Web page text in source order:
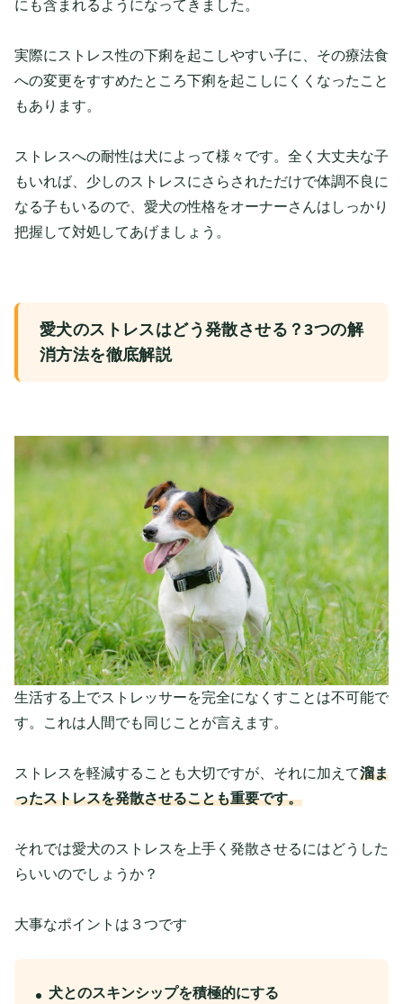
にも含まれるようになってきました。
実際にストレス性の下痢を起こしやすい子に、その療法食
への変更をすすめたところ下痢を起こしにくくなったこと
もあります。
ストレスへの耐性は犬によって様々です。全く大丈夫な子
もいれば、少しのストレスにさらされただけで体調不良に
なる子もいるので、愛犬の性格をオーナーさんはしっかり
把握して対処してあげましょう。
愛犬のストレスはどう発散させる？3つの解
消方法を徹底解説
生活する上でストレッサーを完全になくすことは不可能で
す。これは人間でも同じことが言えます。
ストレスを軽減することも大切ですが、それに加えて溜ま
ったストレスを発散させることも重要です。
それでは愛犬のストレスを上手く発散させるにはどうした
らいいのでしょうか？
大事なポイントは３つです
犬とのスキンシップを積極的にする